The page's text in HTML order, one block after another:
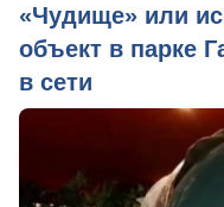
«Чудище» или
объект в парке
в сети